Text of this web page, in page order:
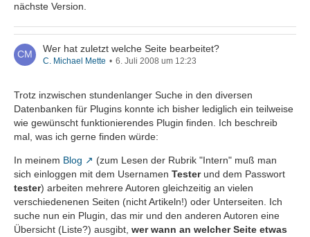
nächste Version.
Wer hat zuletzt welche Seite bearbeitet?
C. Michael Mette 6. Juli 2008 um 12:23
Trotz inzwischen stundenlanger Suche in den diversen
Datenbanken für Plugins konnte ich bisher lediglich ein teilweise
wie gewünscht funktionierendes Plugin finden. Ich beschreib
mal, was ich gerne finden würde:
In meinem Blog
(zum Lesen der Rubrik "Intern" muß man
sich einloggen mit dem Usernamen Testerund dem Passwort
tester) arbeiten mehrere Autoren gleichzeitig an vielen
verschiedenenen Seiten (nicht Artikeln!) oder Unterseiten. Ich
suche nun ein Plugin, das mir und den anderen Autoren eine
Übersicht (Liste?) ausgibt, wer wann an welcher Seite etwas